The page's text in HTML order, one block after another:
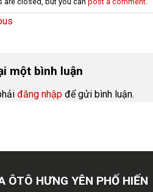
một bình luận
đăng nhập để gửi bình luận.
ÔTÔ HƯNG YÊN PHỐ HIẾN